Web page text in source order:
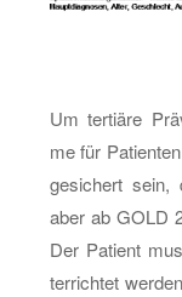
Um ter­tiä­re
me für
ge­si­chert sein,
aber ab GOLD
Der Pa­ti­ent
ter­rich­tet